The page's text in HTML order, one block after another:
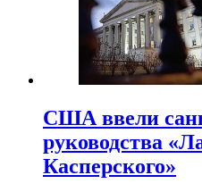
США ввели
руководства
Касперского»